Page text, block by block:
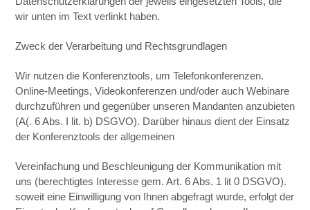
wir unten im Text verlinkt haben.
Zweck der Verarbeitung und Rechtsgrundlagen
Wir nutzen die Konferenztools, um Telefonkonferenzen.
Online-Meetings, Videokonferenzen und/oder auch Webinare
durchzuführen und gegenüber unseren Mandanten anzubieten
(A(. 6 Abs. I lit. b) DSGVO). Darüber hinaus dient der Einsatz
der Konferenztools der allgemeinen
Vereinfachung und Beschleunigung der Kommunikation mit
uns (berechtigtes Interesse gem. Art. 6 Abs. 1 lit 0 DSGVO).
soweit eine Einwilligung von Ihnen abgefragt wurde, erfolgt der